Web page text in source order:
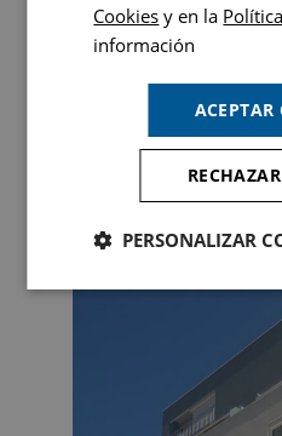
Cookies y en la
información
ACEPTAR
PERSONALIZAR